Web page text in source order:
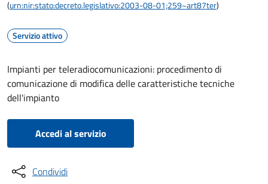
(urn:nir:stato:decreto.legislativo:2003-08-01;259~art87ter)
Servizio attivo
Impianti per teleradiocomunicazioni: procedimento di
comunicazione di modifica delle caratteristiche tecniche
dell'impianto
Accedi al servizio
Condividi